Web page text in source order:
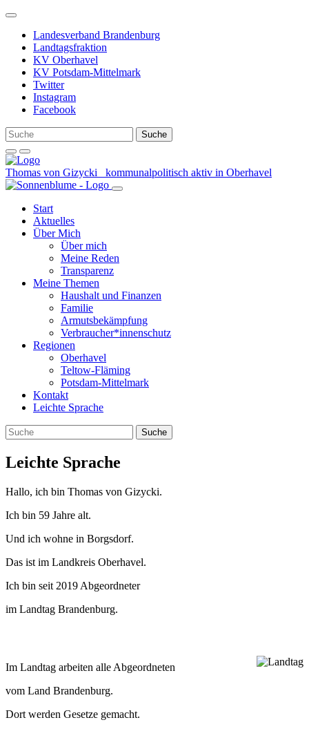
Weiter
Inhalt
Landesverband Brandenburg
Landtagsfraktion
KV Oberhavel
KV Potsdam-Mittelmark
Twitter
Instagram
Facebook
Thomas von Gizycki kommunalpolitisch aktiv in Oberhavel
Start
Aktuelles
Über Mich
Über mich
Meine Reden
Transparenz
Meine Themen
Haushalt und Finanzen
Familie
Armutsbekämpfung
Verbraucher*innenschutz
Regionen
Oberhavel
Teltow-Fläming
Potsdam-Mittelmark
Kontakt
Leichte Sprache
Leichte Sprache
Hallo, ich bin Tho­mas von Gizycki.
Ich bin 59 Jahre alt.
Und ich wohne in Borgsdorf.
Das ist im Land­kreis Oberhavel.
Ich bin seit 2019 Abgeordneter
im Land­tag Brandenburg.
Im Land­tag arbei­ten alle Abgeordneten
vom Land Brandenburg.
Dort wer­den Gesetze gemacht.